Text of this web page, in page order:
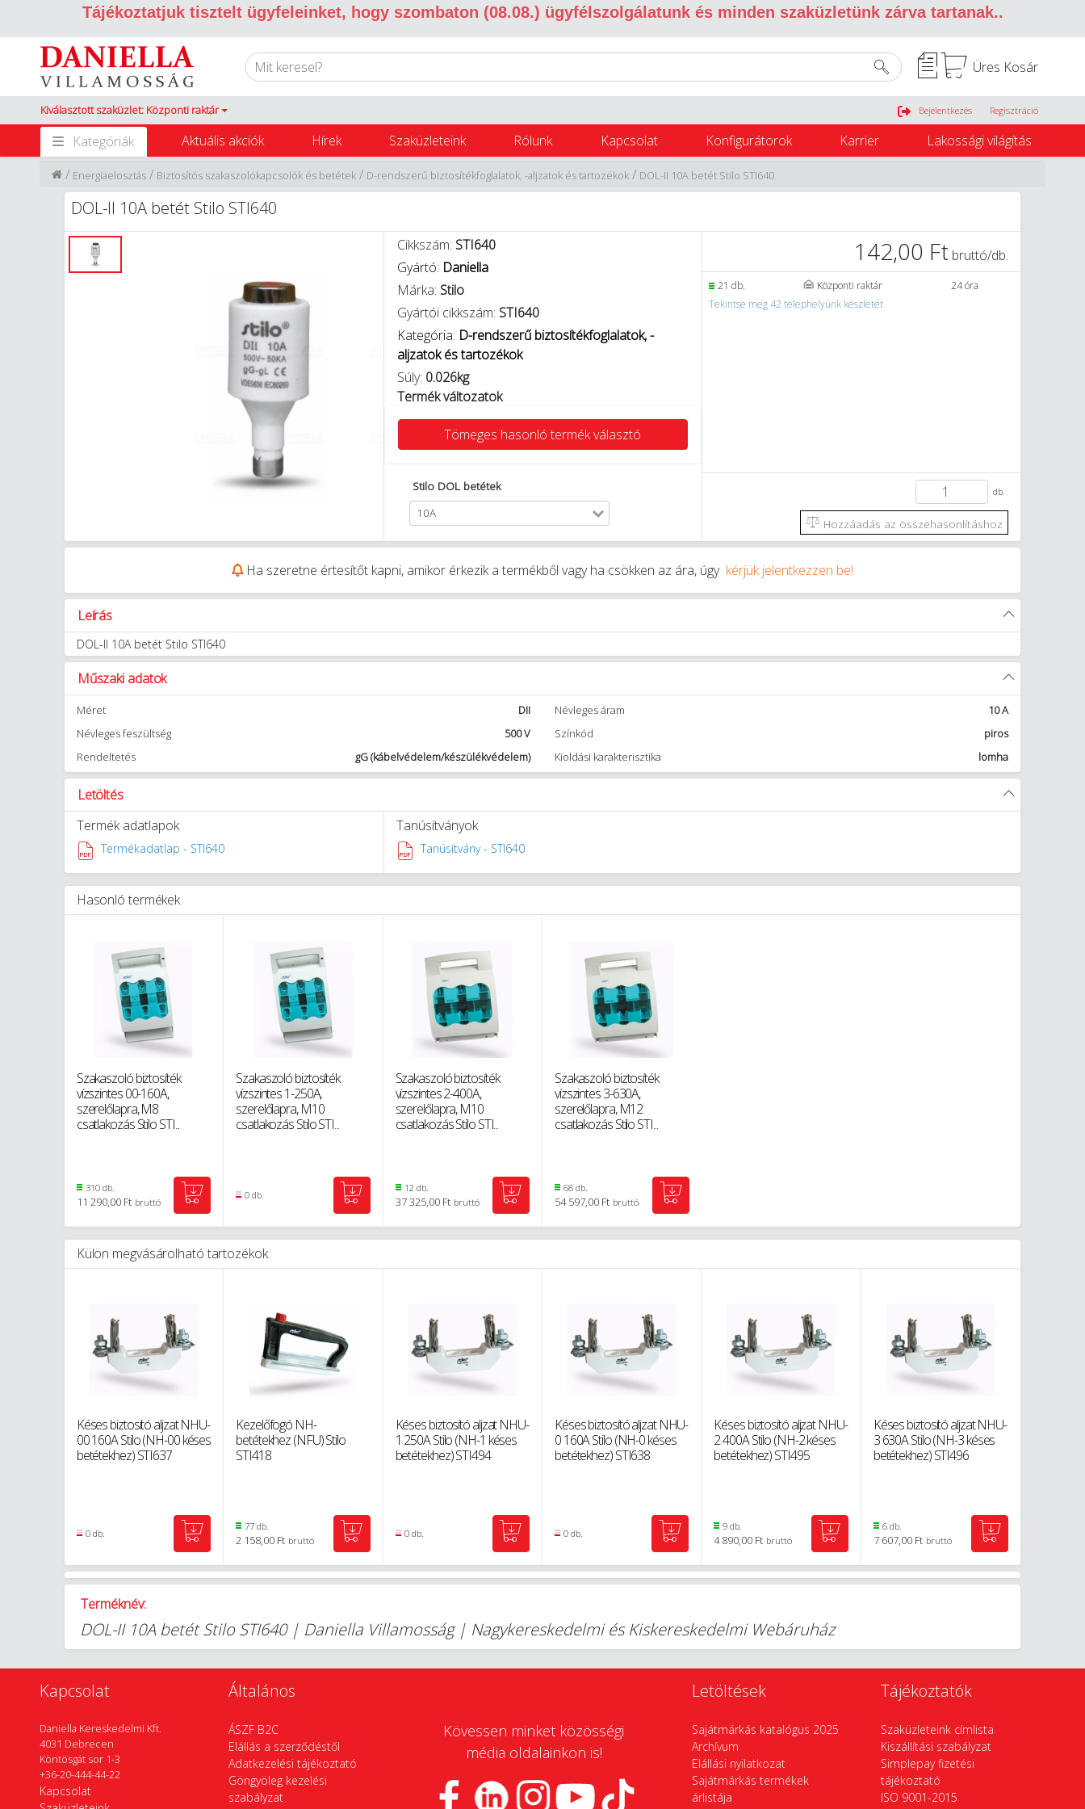
Tájékoztatjuk tisztelt ügyfeleinket, hogy szombaton (08.08.) ügyfélszolgálatunk és minden szaküzletünk zárva tartanak..
Üres Kosár
Kiválasztott szaküzlet: Központi raktár Belépés
Bejelentkezés Regisztráció
Kategóriák Aktuális akciók Hírek Szaküzleteink Rólunk Kapcsolat Konfigurátorok Karrier Lakossági világítás
DOL-II 10A betét Stilo STI640
/
D-rendszerű biztosítékfoglalatok, -aljzatok és tartozékok
/
Biztosítós szakaszolókapcsolók és betétek
/
Energiaelosztás
/
DOL-II 10A betét Stilo STI640
Cikkszám: STI640
Gyártó: Daniella
Márka: Stilo
Gyártói cikkszám: STI640
Kategória: D-rendszerű biztosítékfoglalatok, -
aljzatok és tartozékok
Súly: 0.026kg
Termék változatok
Tömeges hasonló termék választó
Stilo DOL betétek
10A
142,00 Ft bruttó/db.
21 db. Központi raktár
24 óra
Tekintse meg 42 telephelyünk készletét
db.
Hozzáadás az összehasonlításhoz
Ha szeretne értesítőt kapni, amikor érkezik a termékből vagy ha csökken az ára, úgy kérjük jelentkezzen be!
Leírás
DOL-II 10A betét Stilo STI640
Műszaki adatok
Méret DII Névleges áram
10 A
Névleges feszültség
500 V Színkód
piros
Rendeltetés
gG (kábelvédelem/készülékvédelem) Kioldási karakterisztika lomha
Letöltés
Termék adatlapok
Termékadatlap - STI640
Tanúsítványok
Tanúsítvány - STI640
Hasonló termékek
Szakaszoló biztosíték
vízszintes 00-160A,
szerelőlapra, M8
csatlakozás Stilo STI...
310 db.
11 290,00 Ft bruttó
Szakaszoló biztosíték
vízszintes 1-250A,
szerelőlapra, M10
csatlakozás Stilo STI...
0 db.
Szakaszoló biztosíték
vízszintes 2-400A,
szerelőlapra, M10
csatlakozás Stilo STI...
12 db.
37 325,00 Ft bruttó
Szakaszoló biztosíték
vízszintes 3-630A,
szerelőlapra, M12
csatlakozás Stilo STI...
68 db.
54 597,00 Ft bruttó
Külön megvásárolható tartozékok
Késes biztosító aljzat NHU-
00 160A Stilo (NH-00 késes
betétekhez) STI637
0 db.
Kezelőfogó NH-
betétekhez (NFU) Stilo
STI418
77 db.
2 158,00 Ft bruttó
Késes biztosító aljzat NHU-
1 250A Stilo (NH-1 késes
betétekhez) STI494
0 db.
Késes biztosító aljzat NHU-
0 160A Stilo (NH-0 késes
betétekhez) STI638
0 db.
Késes biztosító aljzat NHU-
2 400A Stilo (NH-2 késes
betétekhez) STI495
9 db.
4 890,00 Ft bruttó
Késes biztosító aljzat NHU-
3 630A Stilo (NH-3 késes
betétekhez) STI496
6 db.
7 607,00 Ft bruttó
Terméknév:
DOL-II 10A betét Stilo STI640 | Daniella Villamosság | Nagykereskedelmi és Kiskereskedelmi Webáruház
Kapcsolat
Daniella Kereskedelmi Kft.
4031 Debrecen
Köntösgát sor 1-3
+36-20-444-44-22
Kapcsolat
Általános
ÁSZF B2C
Elállás a szerződéstől
Adatkezelési tájékoztató
Göngyöleg kezelési
szabályzat
Kövessen minket közösségi
média oldalainkon is!
Letöltések
Sajátmárkás katalógus 2025
Archívum
Elállási nyilatkozat
Sajátmárkás termékek
árlistája
Tájékoztatók
Szaküzleteink címlista
Kiszállítási szabályzat
Simplepay fizetési
tájékoztató
ISO 9001-2015